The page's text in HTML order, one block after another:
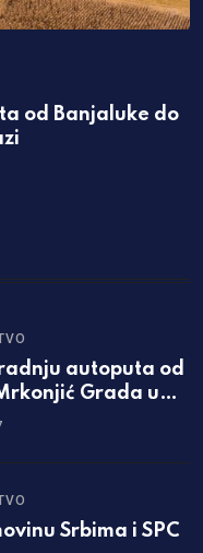
od Banjaluke do
autoputa od
Grada u
Srbima i SPC